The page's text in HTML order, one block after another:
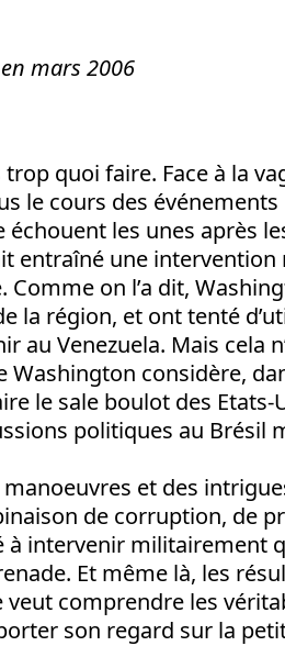
mars 2006
quoi faire. Face à la
le cours des événements
les unes après
entraîné une
Comme on l’a dit,
la région, et ont tenté
au Venezuela. Mais cela
considère,
le sale boulot des Etats-
politiques au Brésil
et des
de corruption, de
à intervenir militairement
Et même là, les
veut comprendre les
son regard sur la